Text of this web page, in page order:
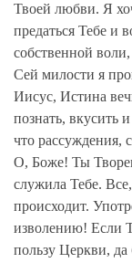
Твоей любви. Я
предаться Тебе и
собственной
Сей милости я
Иисус, Истина
познать, вкусить
что рассуждения,
О, Боже! Ты
служила Тебе.
происходит.
изволению! Если
пользу Церкви, да